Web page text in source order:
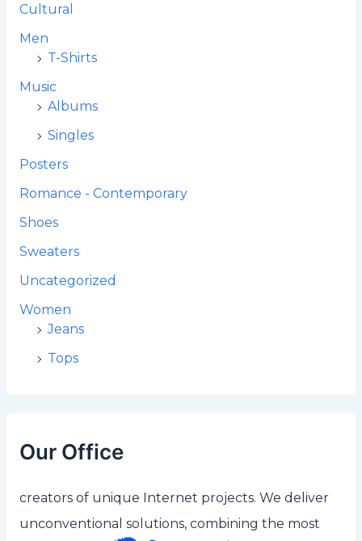
Cultural
Men
T-Shirts
Music
Albums
Singles
Posters
Romance - Contemporary
Shoes
Sweaters
Uncategorized
Women
Jeans
Tops
Our Office
creators of unique Internet projects. We deliver
unconventional solutions, combining the most